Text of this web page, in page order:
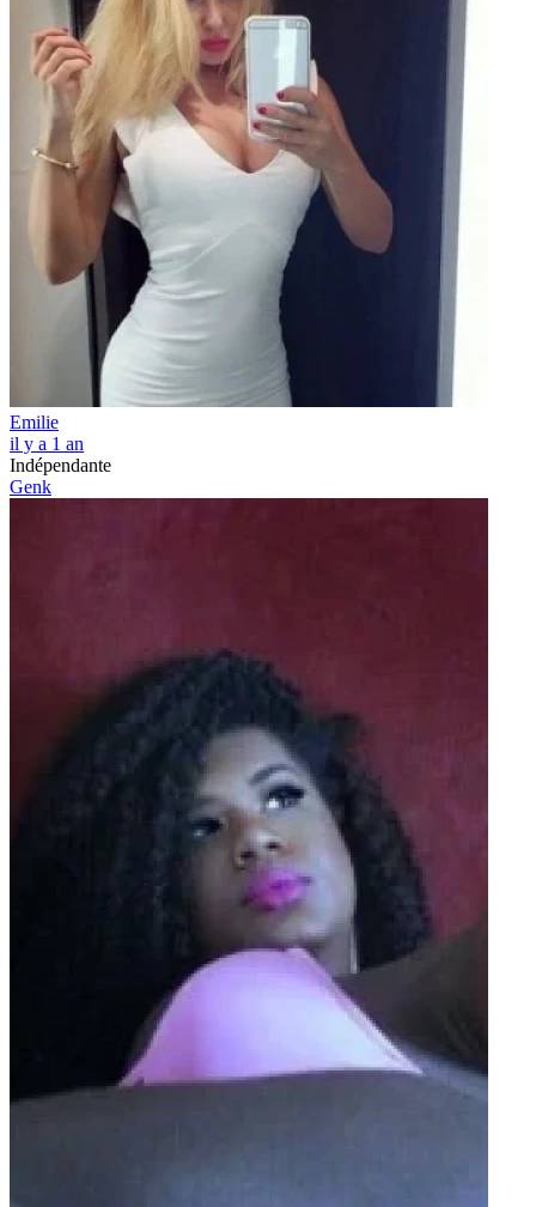
Emilie
il y a 1 an
Indépendante
Genk